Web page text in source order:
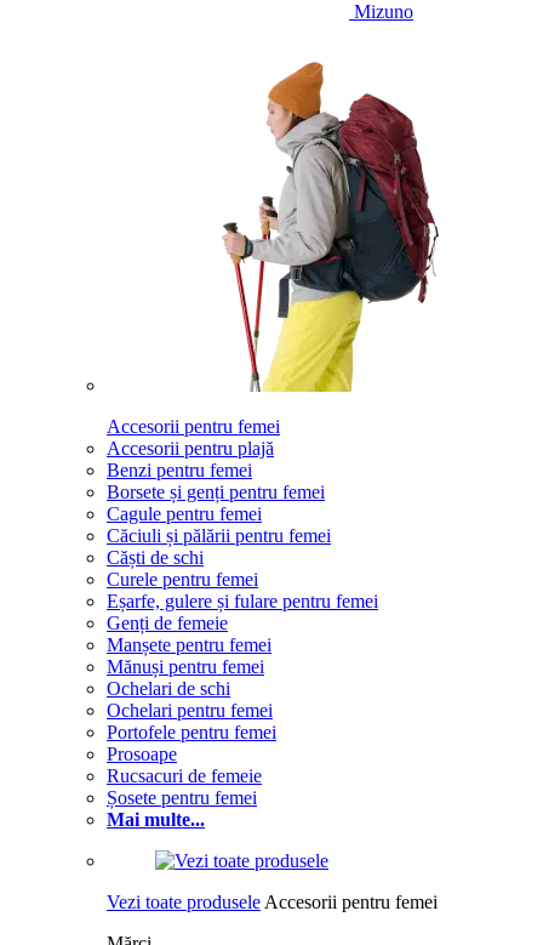
Mizuno
Accesorii pentru femei
Accesorii pentru plajă
Benzi pentru femei
Borsete și genți pentru femei
Cagule pentru femei
Căciuli și pălării pentru femei
Căști de schi
Curele pentru femei
Eșarfe, gulere și fulare pentru femei
Genți de femeie
Manșete pentru femei
Mănuși pentru femei
Ochelari de schi
Ochelari pentru femei
Portofele pentru femei
Prosoape
Rucsacuri de femeie
Șosete pentru femei
Mai multe...
Vezi toate produsele Accesorii pentru femei